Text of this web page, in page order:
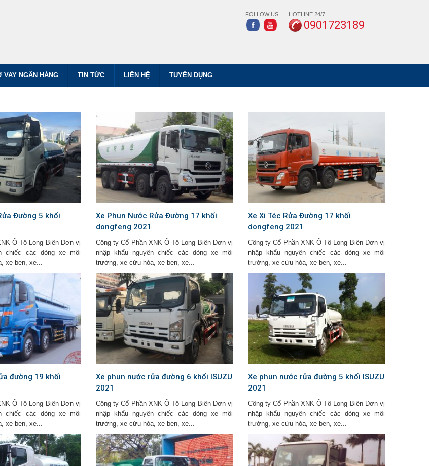
FOLLOW US HOTLINE 24/7
0901723189
VAY NGÂN HÀNG TIN TỨC LIÊN HỆ TUYỂN DỤNG
Đường 5 khối
Ô Tô Long Biên Đơn vị
chiếc các dòng xe môi
xe ben, xe...
Xe Phun Nước Rửa Đường 17 khối
dongfeng 2021
Công ty Cổ Phần XNK Ô Tô Long Biên Đơn vị
nhập khẩu nguyên chiếc các dòng xe môi
trường, xe cứu hỏa, xe ben, xe...
Xe Xi Téc Rửa Đường 17 khối
dongfeng 2021
Công ty Cổ Phần XNK Ô Tô Long Biên Đơn vị
nhập khẩu nguyên chiếc các dòng xe môi
trường, xe cứu hỏa, xe ben, xe...
đường 19 khối
Ô Tô Long Biên Đơn vị
chiếc các dòng xe môi
xe ben, xe...
Xe phun nước rửa đường 6 khối ISUZU
2021
Công ty Cổ Phần XNK Ô Tô Long Biên Đơn vị
nhập khẩu nguyên chiếc các dòng xe môi
trường, xe cứu hỏa, xe ben, xe...
Xe phun nước rửa đường 5 khối ISUZU
2021
Công ty Cổ Phần XNK Ô Tô Long Biên Đơn vị
nhập khẩu nguyên chiếc các dòng xe môi
trường, xe cứu hỏa, xe ben, xe...